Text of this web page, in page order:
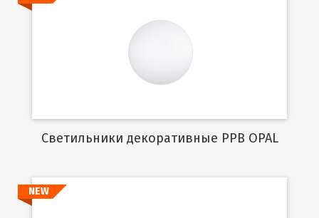
Cветильники декоративные PPB OPAL
NEW